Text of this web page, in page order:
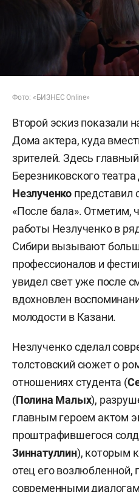
Фото: «БИЗНЕС Online»
Второй эскиз показали
Дома актера, куда
зрителей. Здесь
Березниковского
Незлученко представил
«После бала». Отметим,
работы Незлученко в
Сибири вызывают
профессионалов и
увидел свет уже после
вдохновлен
молодости в Казани.
Незлученко сделал
толстовский сюжет о
отношениях студента (
(Полина Малых),
главным героем актом
проштрафившегося
Зиннатуллин), которым
отец его возлюбленной,
современными